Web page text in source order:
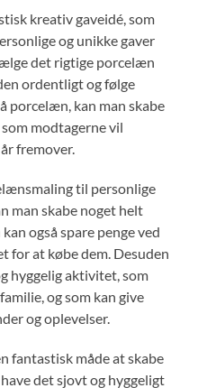
kreativ gaveidé, som
og unikke gaver
det rigtige porcelæn
ordentligt og følge
porcelæn, kan man skabe
modtagerne vil
fremover.
til personlige
man skabe noget helt
også spare penge ved
for at købe dem. Desuden
hyggelig aktivitet, som
og som kan give
og oplevelser.
fantastisk måde at skabe
det sjovt og hyggeligt